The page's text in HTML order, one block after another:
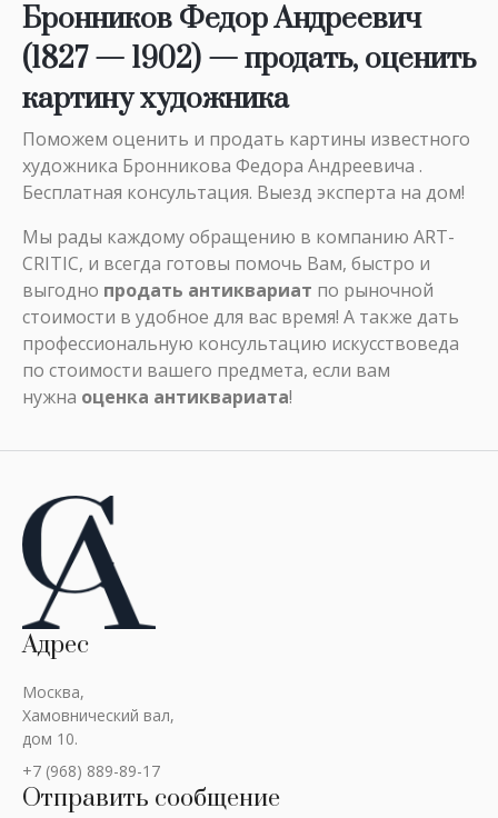
Бронников Федор Андреевич
(1827 — 1902) — продать, оценить
картину художника
Поможем оценить и продать картины известного
художника Бронникова Федора Андреевича .
Бесплатная консультация. Выезд эксперта на дом!
Мы рады каждому обращению в компанию ART-
CRITIC, и всегда готовы помочь Вам, быстро и
выгодно продать антиквариат по рыночной
стоимости в удобное для вас время! А также дать
профессиональную консультацию искусствоведа
по стоимости вашего предмета, если вам
нужна оценка антиквариата!
Адрес
Москва,
Хамовнический вал,
дом 10.
+7 (968) 889-89-17
Отправить сообщение